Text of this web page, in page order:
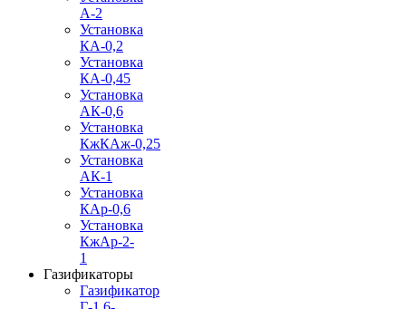
А-2
Установка
КА-0,2
Установка
КА-0,45
Установка
АК-0,6
Установка
КжКАж-0,25
Установка
АК-1
Установка
КАр-0,6
Установка
КжАр-2-
1
Газификаторы
Газификатор